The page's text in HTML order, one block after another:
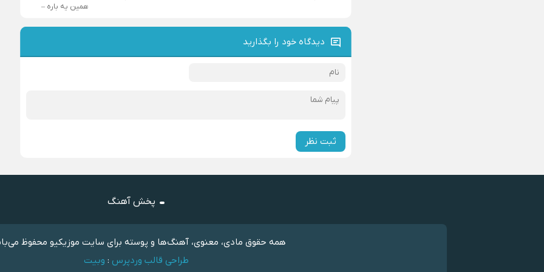
همین یه باره –
دیدگاه خود را بگذارید
ثبت نظر
پخش آهنگ
همه حقوق مادی، معنوی، آهنگ‌ها و پوسته برای سایت موزیکیو محفوظ
طراحی قالب وردپرس : وبیت